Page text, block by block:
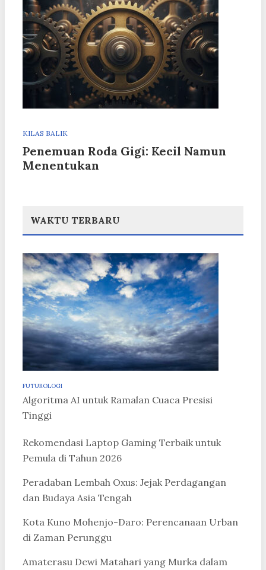
KILAS BALIK
Penemuan Roda Gigi: Kecil Namun
Menentukan
WAKTU TERBARU
FUTUROLOGI
Algoritma AI untuk Ramalan Cuaca Presisi
Tinggi
Rekomendasi Laptop Gaming Terbaik untuk
Pemula di Tahun 2026
Peradaban Lembah Oxus: Jejak Perdagangan
dan Budaya Asia Tengah
Kota Kuno Mohenjo-Daro: Perencanaan Urban
di Zaman Perunggu
Amaterasu Dewi Matahari yang Murka dalam